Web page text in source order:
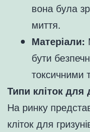
вона була
миття.
Матеріали:
бути
токсичними
Типи кліток для
На ринку
кліток для